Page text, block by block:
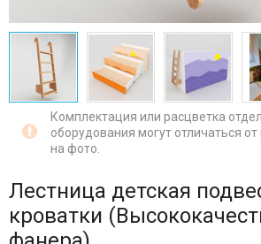
Комплектация или расцветка
оборудования могут отличаться
на фото.
Лестница детская
кроватки